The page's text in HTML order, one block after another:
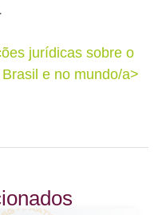
jurídicas sobre o
e no mundo/a>